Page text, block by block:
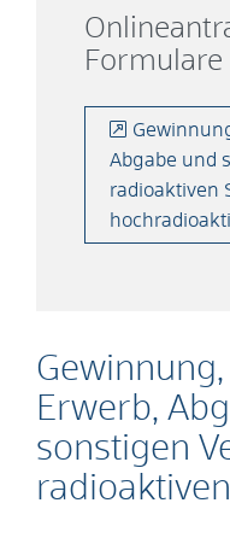
Erwerb,
sonstigen
Formulare
Abgabe und
radioaktiven